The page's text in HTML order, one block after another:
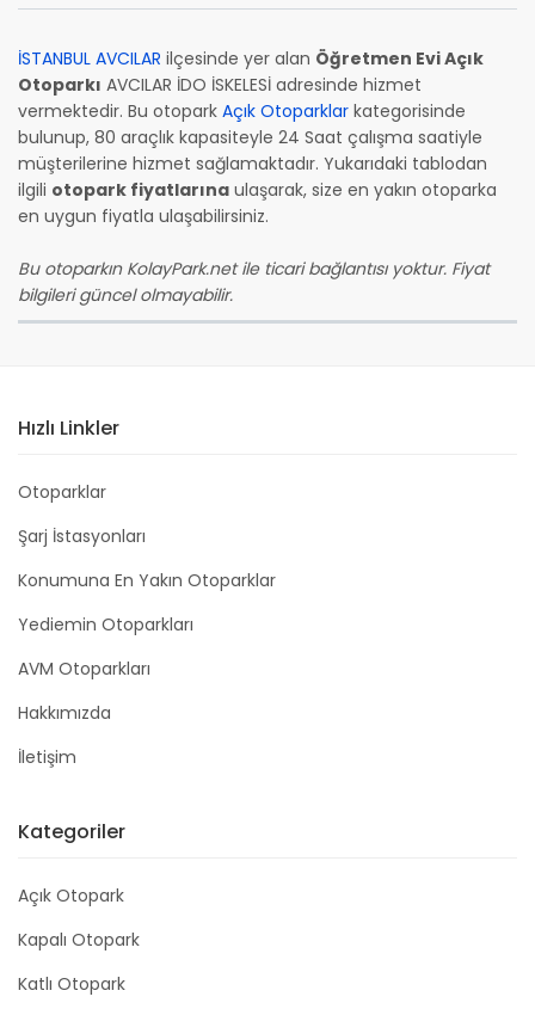
İSTANBUL AVCILAR ilçesinde yer alan Öğretmen Evi Açık
Otoparkı AVCILAR İDO İSKELESİ adresinde hizmet
vermektedir. Bu otopark Açık Otoparklar kategorisinde
bulunup, 80 araçlık kapasiteyle 24 Saat çalışma saatiyle
müşterilerine hizmet sağlamaktadır. Yukarıdaki tablodan
ilgili otopark fiyatlarına ulaşarak, size en yakın otoparka
en uygun fiyatla ulaşabilirsiniz.
Bu otoparkın KolayPark.net ile ticari bağlantısı yoktur. Fiyat
bilgileri güncel olmayabilir.
Hızlı Linkler
Otoparklar
Şarj İstasyonları
Konumuna En Yakın Otoparklar
Yediemin Otoparkları
AVM Otoparkları
Hakkımızda
İletişim
Kategoriler
Açık Otopark
Kapalı Otopark
Katlı Otopark